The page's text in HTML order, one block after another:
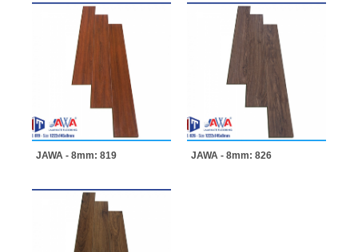
JAWA - 8mm: 819 JAWA - 8mm: 826